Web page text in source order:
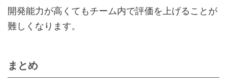
開発能力が高くてもチーム内で評価を上げることが
難しくなります。
まとめ